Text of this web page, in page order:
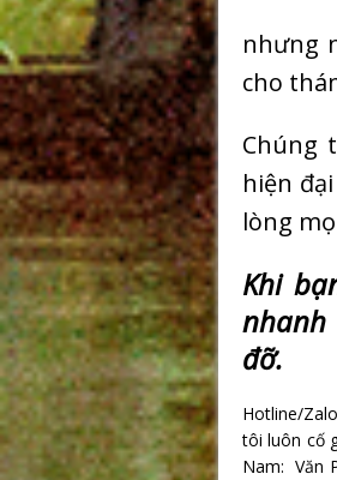
nhưng
cho
Chúng
hiện
lòng
Khi bạ
nhanh
đỡ.
Hotline/
tôi luôn cố
Nam: Văn